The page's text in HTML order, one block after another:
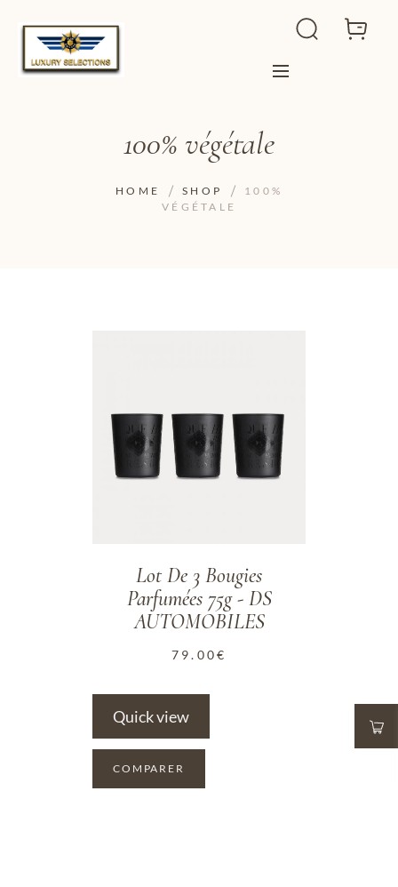
100% végétale
HOME SHOP
100%
VÉGÉTALE
Lot De 3 Bougies
Parfumées 75g - DS
AUTOMOBILES
79.00€
Quick view
COMPARER